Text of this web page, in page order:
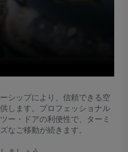
シップにより、信頼できる空
します。プロフェッショナル
ー・ドアの利便性で、ターミ
なご移動が続きます。